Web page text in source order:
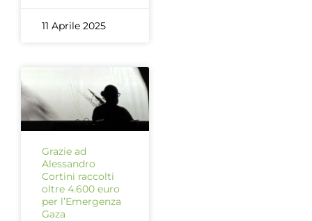
11 Aprile 2025
Grazie ad
Alessandro
Cortini raccolti
oltre 4.600 euro
per l’Emergenza
Gaza